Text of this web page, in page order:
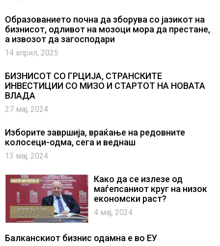
Образованието почна да зборува со јазикот на
бизнисот, одливот на мозоци мора да престане,
а извозот да загосподари
14 април, 2025
БИЗНИСОТ СО ГРЦИЈА, СТРАНСКИТЕ
ИНВЕСТИЦИИ СО МИЗО И СТАРТОТ НА НОВАТА
ВЛАДА
27 мај, 2024
Изборите завршија, враќање на редовните
колосеци-одма, сега и веднаш
13 мај, 2024
Како да се излезе од
маѓепсаниот круг на низок
економски раст?
4 мај, 2024
Балканскиот бизнис одамна е во ЕУ